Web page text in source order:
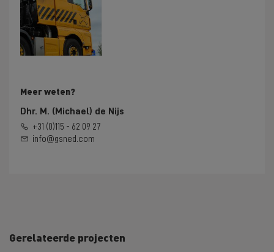
Meer weten?
Dhr. M. (Michael) de Nijs
+31 (0)115 - 62 09 27
info@gsned.com
Gerelateerde projecten